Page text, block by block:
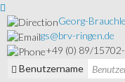
Georg-
gs@brv-ringen.de
+49 (0) 89/
Benutzername